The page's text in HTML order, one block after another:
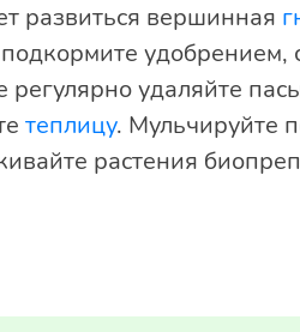
развиться вершинная
удаляйте
теплицу. Мульчируйте
растения